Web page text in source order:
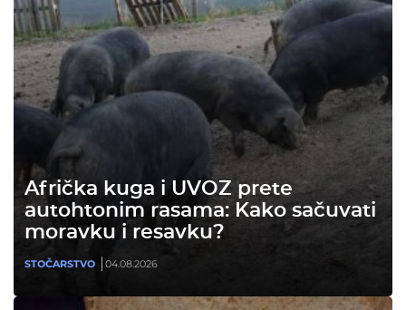
Afrička kuga i UVOZ prete
autohtonim rasama: Kako sačuvati
moravku i resavku?
STOČARSTVO 04.08.2026